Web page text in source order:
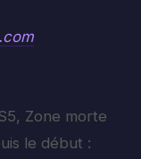
, Zone morte
le début :